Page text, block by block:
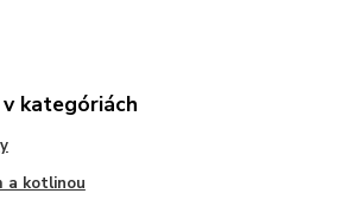
kategóriách
a kotlinou